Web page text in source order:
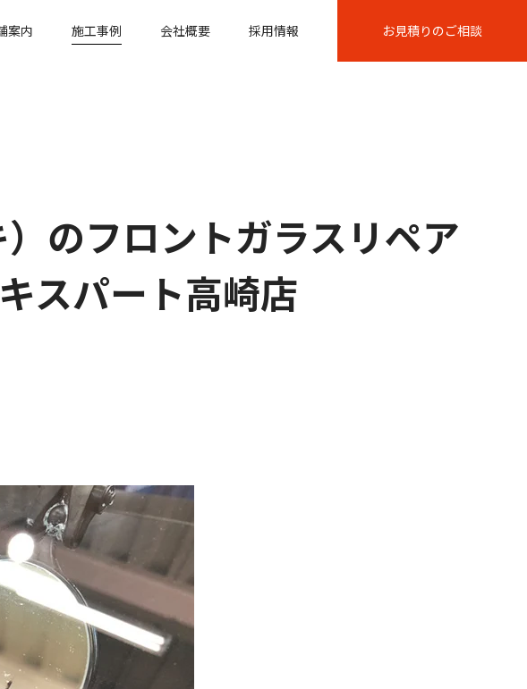
案内 施工事例 会社概要 採用情報 お見積りのご相談
のフロントガラスリペア
スパート高崎店